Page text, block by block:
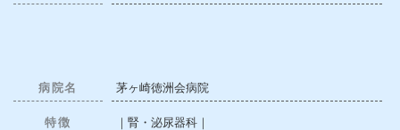
病院名 茅ヶ崎徳洲会病院
特徴 ｜腎・泌尿器科｜